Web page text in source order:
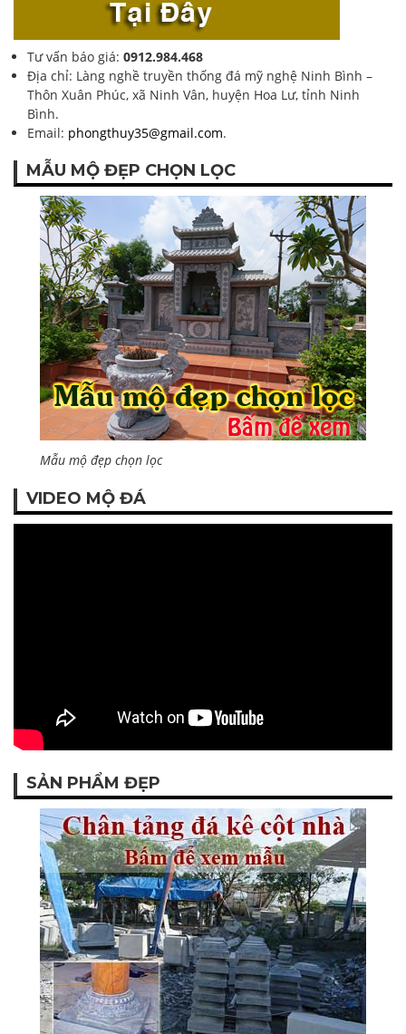
Tư vấn báo giá: 0912.984.468
Địa chỉ: Làng nghề truyền thống đá mỹ nghệ Ninh Bình –
Thôn Xuân Phúc, xã Ninh Vân, huyện Hoa Lư, tỉnh Ninh
Bình.
Email: phongthuy35@gmail.com.
MẪU MỘ ĐẸP CHỌN LỌC
Mẫu mộ đẹp chọn lọc
VIDEO MỘ ĐÁ
SẢN PHẨM ĐẸP